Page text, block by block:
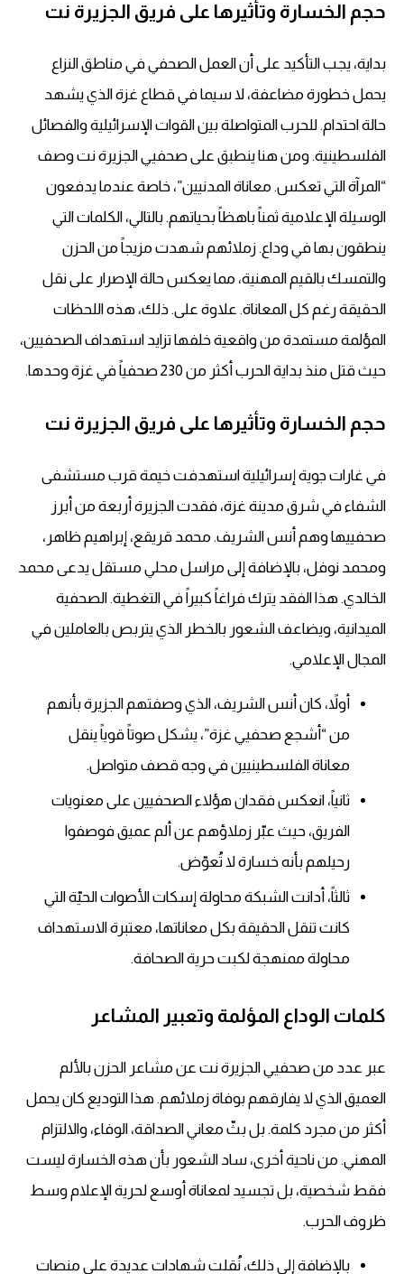
حجم الخسارة وتأثيرها على فريق الجزيرة نت
بداية، يجب التأكيد على أن العمل الصحفي في مناطق النزاع
يحمل خطورة مضاعفة، لا سيما في قطاع غزة الذي يشهد
حالة احتدام. للحرب المتواصلة بين القوات الإسرائيلية والفصائل
الفلسطينية. ومن هنا ينطبق على صحفيي الجزيرة نت وصف
“المرآة التي تعكس. معاناة المدنيين”، خاصة عندما يدفعون
الوسيلة الإعلامية ثمناً باهظاً بحياتهم. بالتالي، الكلمات التي
ينطقون بها في وداع. زملائهم شهدت مزيجاً من الحزن
والتمسك بالقيم المهنية، مما يعكس حالة الإصرار على نقل
الحقيقة رغم كل المعاناة. علاوة على. ذلك، هذه اللحظات
المؤلمة مستمدة من واقعية خلفها تزايد استهداف الصحفيين،
حيث قتل منذ بداية الحرب أكثر من 230 صحفياً في غزة وحدها.
حجم الخسارة وتأثيرها على فريق الجزيرة نت
في غارات جوية إسرائيلية استهدفت خيمة قرب مستشفى
الشفاء في شرق مدينة غزة، فقدت الجزيرة أربعة من أبرز
صحفييها وهم أنس الشريف. محمد قريقع، إبراهيم ظاهر،
ومحمد نوفل، بالإضافة إلى مراسل محلي مستقل يدعى محمد
الخالدي. هذا الفقد يترك فراغاً كبيراً في التغطية. الصحفية
الميدانية، ويضاعف الشعور بالخطر الذي يتربص بالعاملين في
المجال الإعلامي.
أولاً، كان أنس الشريف، الذي وصفتهم الجزيرة بأنهم
من “أشجع صحفيي غزة”، يشكل صوتاً قوياً ينقل
معاناة الفلسطينيين في وجه قصف متواصل.
ثانياً، انعكس فقدان هؤلاء الصحفيين على معنويات
الفريق، حيث عبّر زملاؤهم عن ألم عميق فوصفوا
رحيلهم بأنه خسارة لا تُعوّض.
ثالثاً، أدانت الشبكة محاولة إسكات الأصوات الحيّة التي
كانت تنقل الحقيقة بكل معاناتها، معتبرة الاستهداف
محاولة ممنهجة لكبت حرية الصحافة.
كلمات الوداع المؤلمة وتعبير المشاعر
عبر عدد من صحفيي الجزيرة نت عن مشاعر الحزن بالألم
العميق الذي لا يفارقهم بوفاة زملائهم. هذا التوديع كان يحمل
أكثر من مجرد كلمة. بل بثّ معاني الصداقة، الوفاء، والالتزام
المهني. من ناحية أخرى، ساد الشعور بأن هذه الخسارة ليست
فقط شخصية، بل تجسيد لمعاناة أوسع لحرية الإعلام وسط
ظروف الحرب.
بالإضافة إلى ذلك، نُقلت شهادات عديدة على منصات